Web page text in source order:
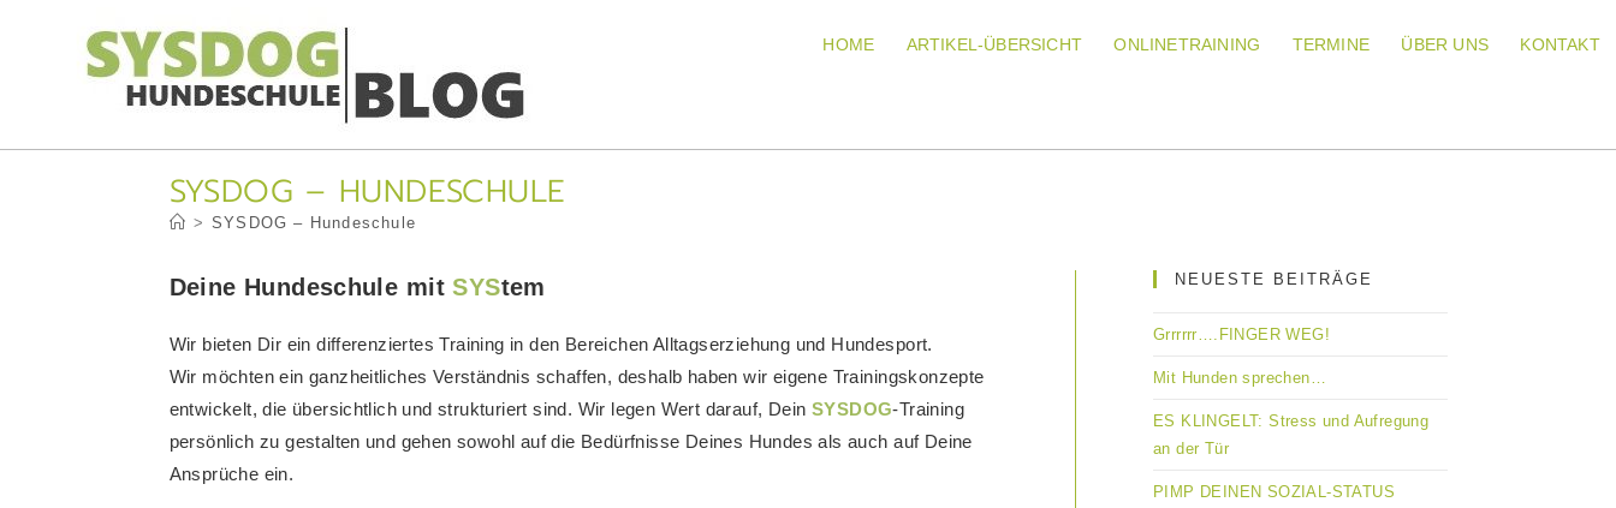
HOME ARTIKEL-ÜBERSICHT ONLINETRAINING TERMINE ÜBER UNS KONTAKT
SYSDOG – HUNDESCHULE
> SYSDOG – Hundeschule
Deine Hundeschule mitSYStem
Wir bieten Dir ein differenziertes Training in den Bereichen Alltagserziehung und Hundesport.
Wir möchten ein ganzheitliches Verständnis schaffen, deshalb haben wir eigene Trainingskonzepte
entwickelt, die übersichtlich und strukturiert sind. Wir legen Wert darauf, Dein SYSDOG-Training
persönlich zu gestalten und gehen sowohl auf die Bedürfnisse Deines Hundes als auch auf Deine
Ansprüche ein.
NEUESTE BEITRÄGE
Grrrrrr….FINGER WEG!
Mit Hunden sprechen…
ES KLINGELT: Stress und Aufregung
an der Tür
PIMP DEINEN SOZIAL-STATUS